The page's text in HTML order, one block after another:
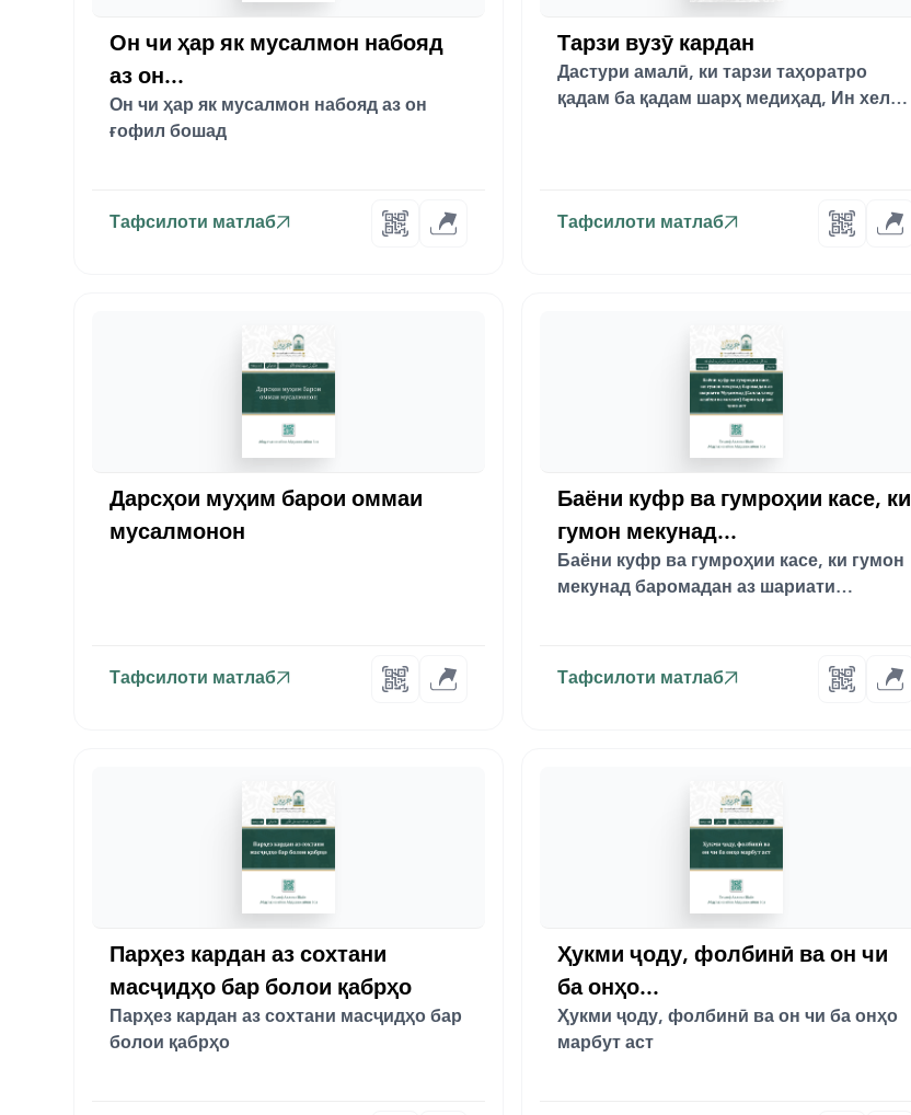
Он чи ҳар як мусалмон набояд
аз он...
Он чи ҳар як мусалмон набояд аз он
ғофил бошад
Тафсилоти матлаб
Тарзи вузӯ кардан
Дастури амалӣ, ки тарзи таҳоратро
қадам ба қадам шарҳ медиҳад, Ин хеле
Тафсилоти матлаб
Дарсҳои муҳим барои оммаи
мусалмонон
Тафсилоти матлаб
Баёни куфр ва гумроҳии касе, ки
гумон мекунад...
Баёни куфр ва гумроҳии касе, ки гумон
мекунад баромадан аз шариати
Тафсилоти матлаб
Парҳез кардан аз сохтани
масҷидҳо бар болои қабрҳо
Парҳез кардан аз сохтани масҷидҳо бар
болои қабрҳо
Ҳукми ҷоду, фолбинӣ ва он чи
ба онҳо...
Ҳукми ҷоду, фолбинӣ ва он чи ба онҳо
марбут аст